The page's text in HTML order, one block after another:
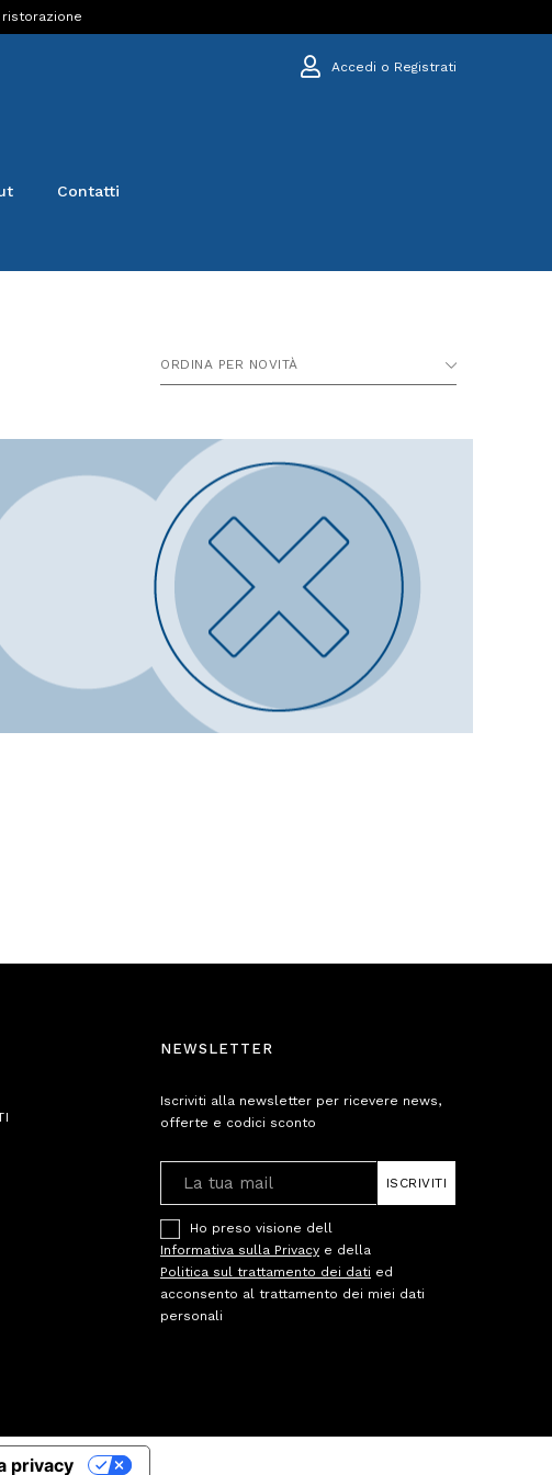
Accedi o Registrati
Contatti
ORDINA PER NOVITÀ
NEWSLETTER
Iscriviti alla newsletter per ricevere news,
offerte e codici sconto
ISCRIVITI
Ho preso visione dell
Informativa sulla Privacy e della
Politica sul trattamento dei dati ed
acconsento al trattamento dei miei dati
personali
privacy